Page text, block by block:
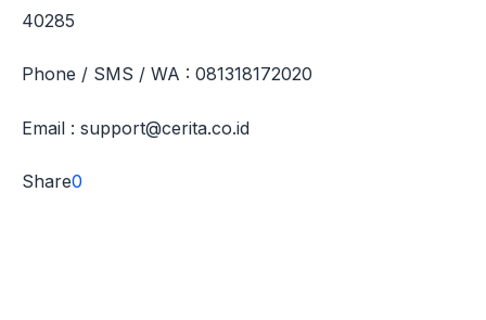
40285
Phone / SMS / WA : 081318172020
Email : support@cerita.co.id
Share0